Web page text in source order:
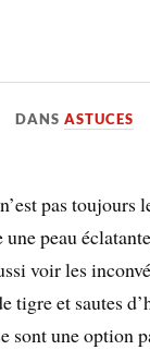
DANSASTUCES
pas toujours
peau
voir les
tigre et sautes
sont une option